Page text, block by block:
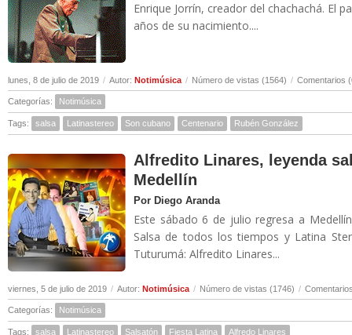
Enrique Jorrín, creador del chachachá. El
años de su nacimiento....
lunes, 8 de julio de 2019 / Autor: Notimúsica / Número de vistas (1564) / Comentarios
Categorías: Notimúsica
Tags: salsa Latinastereo Son cubano Centenario Rubén González
Alfredito Linares, leyenda
Medellín
Por Diego Aranda
Este sábado 6 de julio regresa a
Salsa de todos los tiempos y Latina
Tuturumá: Alfredito Linares...
viernes, 5 de julio de 2019 / Autor: Notimúsica / Número de vistas (1746) /
Categorías: Notimúsica
Tags: salsa Latinastereo Salsatón Fiesta Latina Alfredo Linares